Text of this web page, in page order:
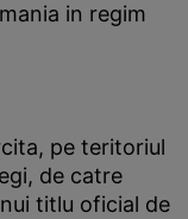
in regim
pe teritoriul
de catre
titlu oficial de